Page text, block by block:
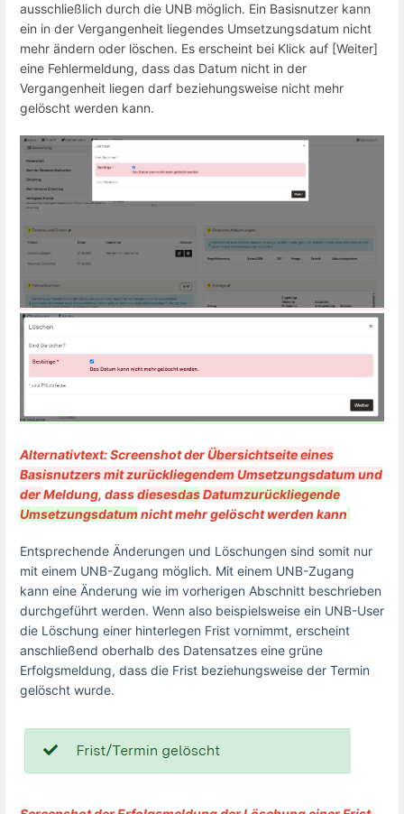
ausschließlich durch die UNB möglich. Ein Basisnutzer kann
ein in der Vergangenheit liegendes Umsetzungsdatum nicht
mehr ändern oder löschen. Es erscheint bei Klick auf [Weiter]
eine Fehlermeldung, dass das Datum nicht in der
Vergangenheit liegen darf beziehungsweise nicht mehr
gelöscht werden kann.
Alternativtext: Screenshot derÜbersichtseite eines
Basisnutzers mit zurückliegendem Umsetzungsdatum und
derMeldung, dassdiesesdasDatumzurückliegende
Umsetzungsdatumnicht mehr gelöscht werden kann
Entsprechende Änderungen und Löschungen sind somit nur
mit einem UNB-Zugang möglich. Mit einem UNB-Zugang
kann eine Änderung wie im vorherigen Abschnitt beschrieben
durchgeführt werden. Wenn also beispielsweise ein UNB-User
die Löschung einer hinterlegen Frist vornimmt, erscheint
anschließend oberhalb des Datensatzes eine grüne
Erfolgsmeldung, dass die Frist beziehungsweise der Termin
gelöscht wurde.